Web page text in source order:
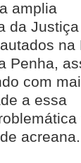
amplia
da
na
Penha,
com
a essa
acreana.